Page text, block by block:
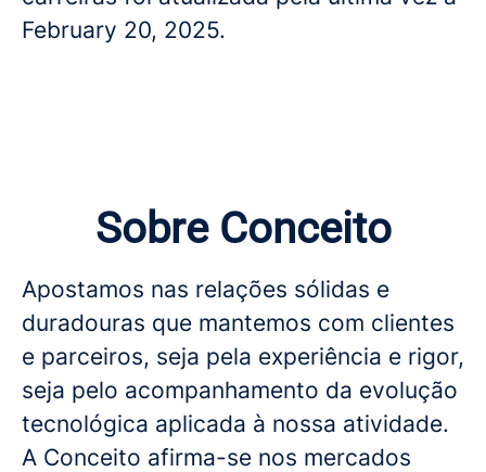
February 20, 2025.
Sobre Conceito
Apostamos nas relações sólidas e
duradouras que mantemos com clientes
e parceiros, seja pela experiência e rigor,
seja pelo acompanhamento da evolução
tecnológica aplicada à nossa atividade.
A Conceito afirma-se nos mercados